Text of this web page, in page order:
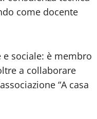
come docente
sociale: è membro
a collaborare
“A casa